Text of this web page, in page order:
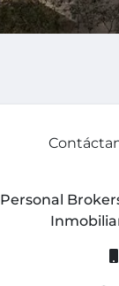
Personal